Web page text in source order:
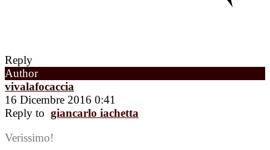
Reply
Author
vivalafocaccia
16 Dicembre 2016 0:41
Reply to giancarlo iachetta
Verissimo!